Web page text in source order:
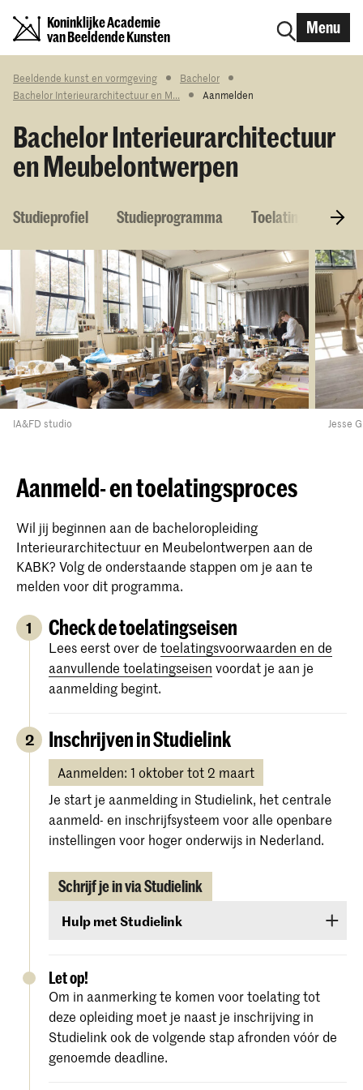
Koninklijke Academie
van Beeldende Kunsten
Menu
Beeldende kunst en vormgeving
Bachelor
Bachelor Interieurarchitectuur en M...
Aanmelden
Bachelor Interieurarchitectuur
en Meubelontwerpen
Studieprofiel Studieprogramma Toelatingseisen
IA&FD studio Jesse
Aanmeld- en toelatingsproces
Wil jij beginnen aan de bacheloropleiding
Interieurarchitectuur en Meubelontwerpen aan de
KABK? Volg de onderstaande stappen om je aan te
melden voor dit programma.
1 Check de toelatingseisen
Lees eerst over de toelatingsvoorwaarden en de
aanvullende toelatingseisen voordat je aan je
aanmelding begint.
2 Inschrijven in Studielink
Aanmelden: 1 oktober tot 2 maart
Je start je aanmelding in Studielink, het centrale
aanmeld- en inschrijfsysteem voor alle openbare
instellingen voor hoger onderwijs in Nederland.
Schrijf je in via Studielink
Hulp met Studielink
procedure vind je op de
Let op!
Om in aanmerking te komen voor toelating tot
deze opleiding moet je naast je inschrijving in
Studielink ook de volgende stap afronden vóór de
genoemde deadline.